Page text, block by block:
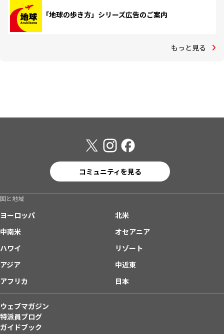
「地球の歩き方」シリーズ広告のご案内
もっと見る
コミュニティを見る
国と地域
ヨーロッパ
北米
中南米
オセアニア
ハワイ
リゾート
アジア
中近東
アフリカ
日本
ウェブマガジン
特派員ブログ
ガイドブック